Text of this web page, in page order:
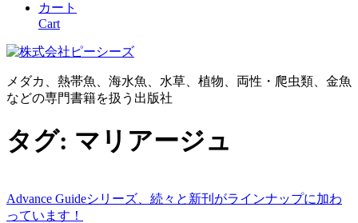
カート
Cart
メダカ、熱帯魚、海水魚、水草、植物、両性・爬虫類、金魚
などの専門書籍を扱う出版社
タグ: マリアージュ
Advance Guideシリーズ、続々と新刊がラインナップに加わ
っています！